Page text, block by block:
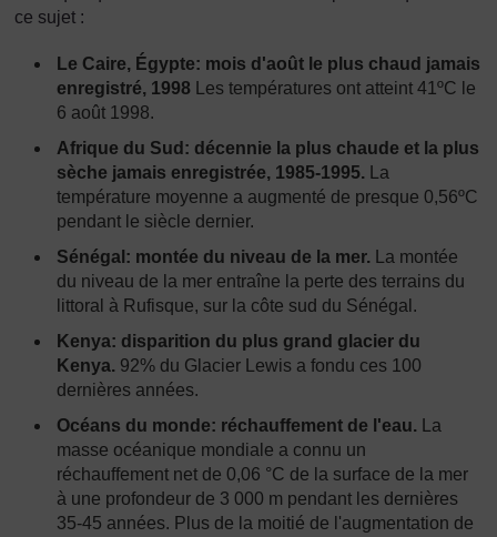
ce sujet :
Le Caire, Égypte: mois d'août le plus chaud jamais
enregistré, 1998 Les températures ont atteint 41ºC le
6 août 1998.
Afrique du Sud: décennie la plus chaude et la plus
sèche jamais enregistrée, 1985-1995.
La
température moyenne a augmenté de presque 0,56ºC
pendant le siècle dernier.
Sénégal: montée du niveau de la mer. La montée
du niveau de la mer entraîne la perte des terrains du
littoral à Rufisque, sur la côte sud du Sénégal.
Kenya: disparition du plus grand glacier du
Kenya. 92% du Glacier Lewis a fondu ces 100
dernières années.
Océans du monde: réchauffement de l'eau. La
masse océanique mondiale a connu un
réchauffement net de 0,06 °C de la surface de la mer
à une profondeur de 3 000 m pendant les dernières
35-45 années. Plus de la moitié de l'augmentation de